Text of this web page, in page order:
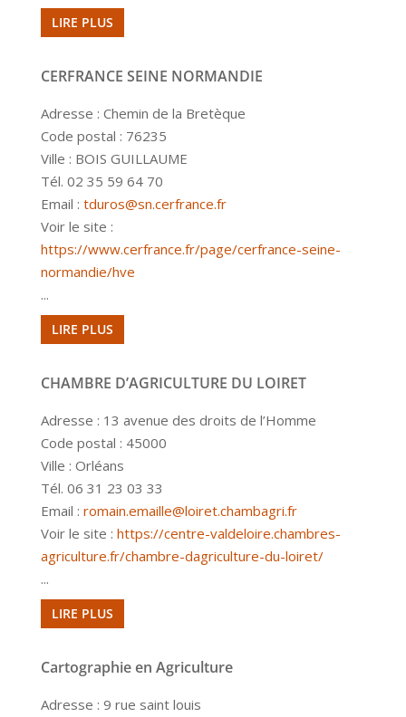
LIRE PLUS
CERFRANCE SEINE NORMANDIE
Adresse : Chemin de la Bretèque
Code postal : 76235
Ville : BOIS GUILLAUME
Tél. 02 35 59 64 70
Email : tduros@sn.cerfrance.fr
Voir le site :
https://www.cerfrance.fr/page/cerfrance-seine-
normandie/hve
...
LIRE PLUS
CHAMBRE D’AGRICULTURE DU LOIRET
Adresse : 13 avenue des droits de l’Homme
Code postal : 45000
Ville : Orléans
Tél. 06 31 23 03 33
Email : romain.emaille@loiret.chambagri.fr
Voir le site : https://centre-valdeloire.chambres-
agriculture.fr/chambre-dagriculture-du-loiret/
...
LIRE PLUS
Cartographie en Agriculture
Adresse : 9 rue saint louis